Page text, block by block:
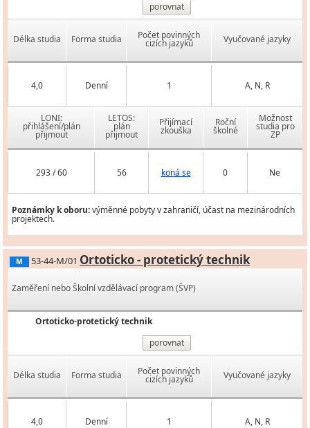
porovnat
Délka studia Forma studia Počet povinných
cizích jazyků Vyučované jazyky
4,0 Denní 1 A, N, R
LONI:
přihlášení/plán
přijmout
LETOS:
plán
přijmout
Přijímací
zkouška
Roční
školné
Možnost
studia pro
ZP
293 / 60 56 koná se 0 Ne
Poznámky k oboru:výměnné pobyty v zahraničí, účast na mezinárodních
projektech.
M 53-44-M/01 Ortoticko - protetický technik
Zaměření nebo Školní vzdělávací program (ŠVP)
Ortoticko-protetický technik
porovnat
Délka studia Forma studia Počet povinných
cizích jazyků Vyučované jazyky
4,0 Denní 1 A, N, R